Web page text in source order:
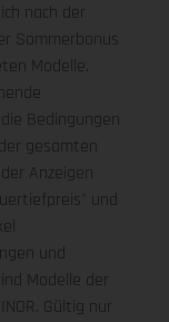
nach der
Sommerbonus
Modelle.
Bedingungen
gesamten
Anzeigen
und
und
Modelle der
Gültig nur